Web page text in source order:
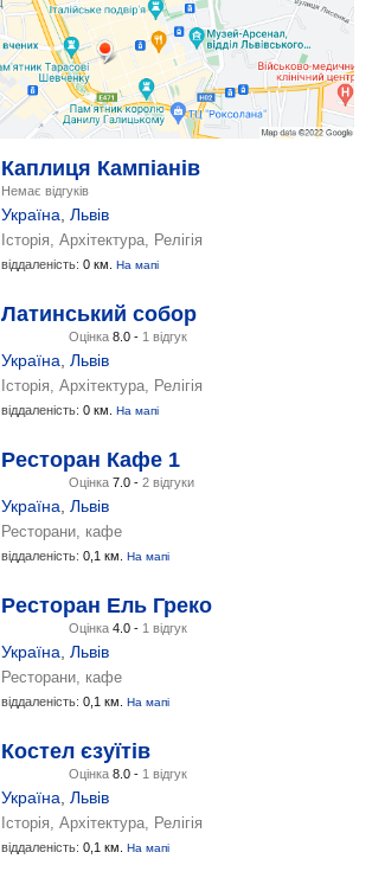
Каплиця Кампіанів
Немає відгуків
Україна Львів
Історія, Архітектура, Релігія
віддаленість: 0 км. На мапі
Латинський собор
Оцінка 8.0 - 1 відгук
Україна Львів
Історія, Архітектура, Релігія
віддаленість: 0 км. На мапі
Ресторан Кафе 1
Оцінка 7.0 - 2 відгуки
Україна Львів
Ресторани, кафе
віддаленість: 0,1 км. На мапі
Ресторан Ель Греко
Оцінка 4.0 - 1 відгук
Україна Львів
Ресторани, кафе
віддаленість: 0,1 км. На мапі
Костел єзуїтів
Оцінка 8.0 - 1 відгук
Україна Львів
Історія, Архітектура, Релігія
віддаленість: 0,1 км. На мапі